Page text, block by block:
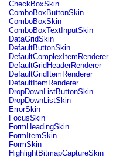
fl.motion.easing
fl.rsl
fl.text
fl.transitions
fl.transitions.easing
fl.video
flash.accessibility
flash.concurrent
flash.crypto
flash.data
flash.desktop
flash.display
flash.display3D
flash.display3D.textures
flash.errors
flash.events
flash.external
CheckBoxSkin
ComboBoxButtonSkin
ComboBoxSkin
ComboBoxTextInputSkin
DataGridSkin
DefaultButtonSkin
DefaultComplexItemRenderer
DefaultGridHeaderRenderer
DefaultGridItemRenderer
DefaultItemRenderer
DropDownListButtonSkin
DropDownListSkin
ErrorSkin
FocusSkin
FormHeadingSkin
FormItemSkin
FormSkin
HighlightBitmapCaptureSkin